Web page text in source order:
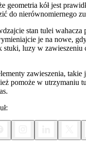
geometria kół jest
do nierównomiernego
stan tulei wahacza
je na nowe,
stuki, luzy w zawieszeniu
zawieszenia, takie
pomoże w utrzymaniu